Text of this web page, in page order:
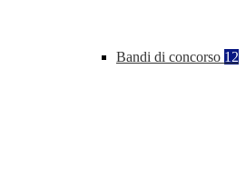
Bandi di concorso 12